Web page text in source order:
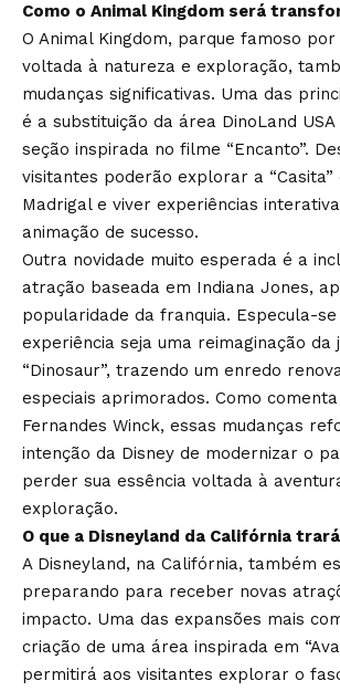
Como o Animal Kingdom será
O Animal Kingdom, parque famoso
voltada à natureza e exploração,
mudanças significativas. Uma das
é a substituição da área DinoLand
seção inspirada no filme “Encanto”.
visitantes poderão explorar a “Casita”
Madrigal e viver experiências
animação de sucesso.
Outra novidade muito esperada é a
atração baseada em Indiana Jones,
popularidade da franquia. Especula-se
experiência seja uma reimaginação da
“Dinosaur”, trazendo um enredo
especiais aprimorados. Como comenta
Fernandes Winck, essas mudanças
intenção da Disney de modernizar o
perder sua essência voltada à
exploração.
O que a Disneyland da Califórnia
A Disneyland, na Califórnia, também
preparando para receber novas
impacto. Uma das expansões mais
criação de uma área inspirada em
permitirá aos visitantes explorar o